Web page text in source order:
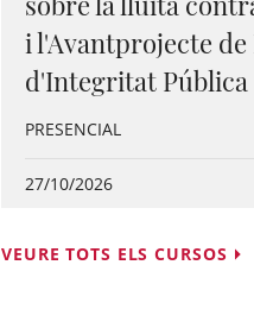
i l'Avantprojecte
d'Integritat Pública
PRESENCIAL
27/10/2026
VEURE TOTS ELS CURSOS